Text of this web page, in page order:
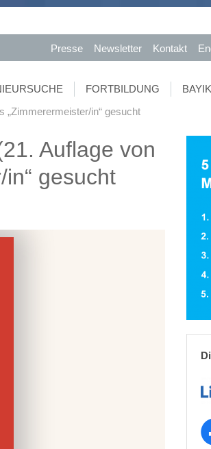
Presse Newsletter Kontakt
FORTBILDUNG
„Zimmerermeister/in“ gesucht
Auflage von
gesucht